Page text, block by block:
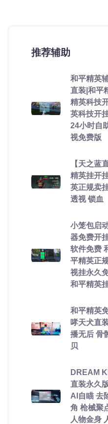
推荐辅助
和平精英
直装|和平
精英科技
英科技开
24小时自
视免费版
【天之蓝
精英挂开
英正规卖
透视 锁血
小笼包启
器免费开
软件免费
平精英正
视挂永久
和平精英
和平精英
哮天犬直
播无后 骨
贝
DREAM
直装永久
AI自瞄 去
角 枪械聚
人物金身